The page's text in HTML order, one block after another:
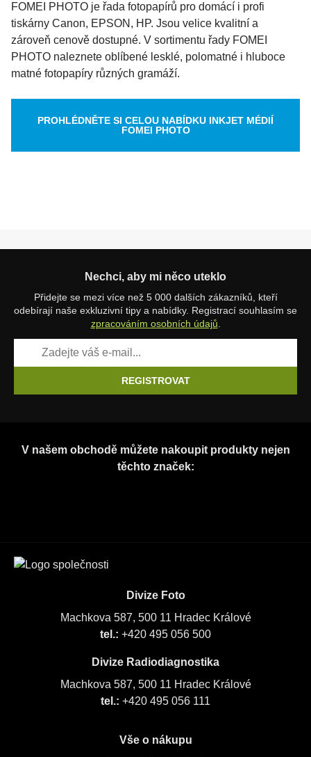
FOMEI PHOTO je řada fotopapírů pro domácí i profi
tiskárny Canon, EPSON, HP. Jsou velice kvalitní a
zároveň cenově dostupné. V sortimentu řady FOMEI
PHOTO naleznete oblíbené lesklé, polomatné i hluboce
matné fotopapíry různých gramáží.
PROHLÉDNĚTE SI CELOU NABÍDKU INKJET MÉDIÍ
FOMEI PHOTO
Nechci, aby mi něco uteklo
Přidejte se mezi více než 5 000 dalších zákazníků, kteří
odebírají naše exkluzivní tipy a nabídky. Registrací souhlasím se
zpracováním osobních údajů
REGISTROVAT
V našem obchodě můžete nakoupit produkty nejen
těchto značek:
Divize Foto
Machkova 587, 500 11 Hradec Králové
tel.: +420 495 056 500
Divize Radiodiagnostika
Machkova 587, 500 11 Hradec Králové
tel.: +420 495 056 111
Vše o nákupu